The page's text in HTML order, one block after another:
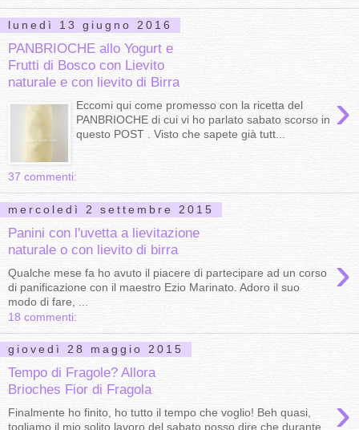
lunedì 13 giugno 2016
PANBRIOCHE allo Yogurt e
Frutti di Bosco con Lievito
naturale e con lievito di Birra
›
Eccomi qui come promesso con la ricetta del
PANBRIOCHE di cui vi ho parlato sabato scorso in
questo POST . Visto che sapete già tutt...
37 commenti:
mercoledì 2 settembre 2015
Panini con l'uvetta a lievitazione
naturale o con lievito di birra
›
Qualche mese fa ho avuto il piacere di partecipare ad un corso
di panificazione con il maestro Ezio Marinato. Adoro il suo
modo di fare, ...
18 commenti:
giovedì 28 maggio 2015
Tempo di Fragole? Allora
Brioches Fior di Fragola
›
Finalmente ho finito, ho tutto il tempo che voglio! Beh quasi,
togliamo il mio solito lavoro del sabato posso dire che durante